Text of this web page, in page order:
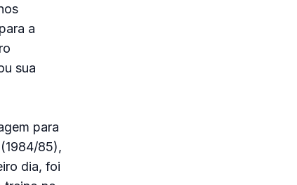
a
sua
para
85),
dia, foi